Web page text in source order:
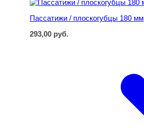
Пассатижи / плоскогубцы 180 мм
293,00 руб.